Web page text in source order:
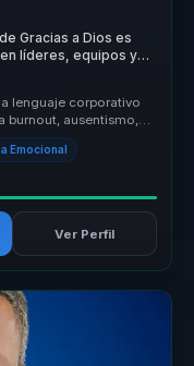
Gracias a Dios es
líderes, equipos y
lenguaje corporativo
burnout, ausentismo,
Emocional
Ver Perfil